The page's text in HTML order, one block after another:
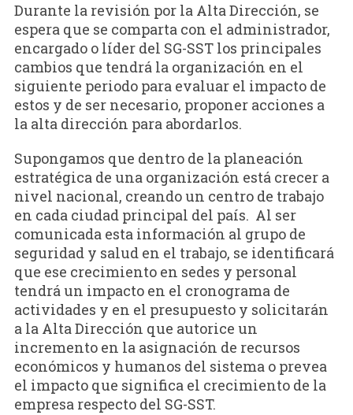
Durante la revisión por la Alta Dirección, se
espera que se comparta con el administrador,
encargado o líder del SG-SST los principales
cambios que tendrá la organización en el
siguiente periodo para evaluar el impacto de
estos y de ser necesario, proponer acciones a
la alta dirección para abordarlos.
Supongamos que dentro de la planeación
estratégica de una organización está crecer a
nivel nacional, creando un centro de trabajo
en cada ciudad principal del país. Al ser
comunicada esta información al grupo de
seguridad y salud en el trabajo, se identificará
que ese crecimiento en sedes y personal
tendrá un impacto en el cronograma de
actividades y en el presupuesto y solicitarán
a la Alta Dirección que autorice un
incremento en la asignación de recursos
económicos y humanos del sistema o prevea
el impacto que significa el crecimiento de la
empresa respecto del SG-SST.